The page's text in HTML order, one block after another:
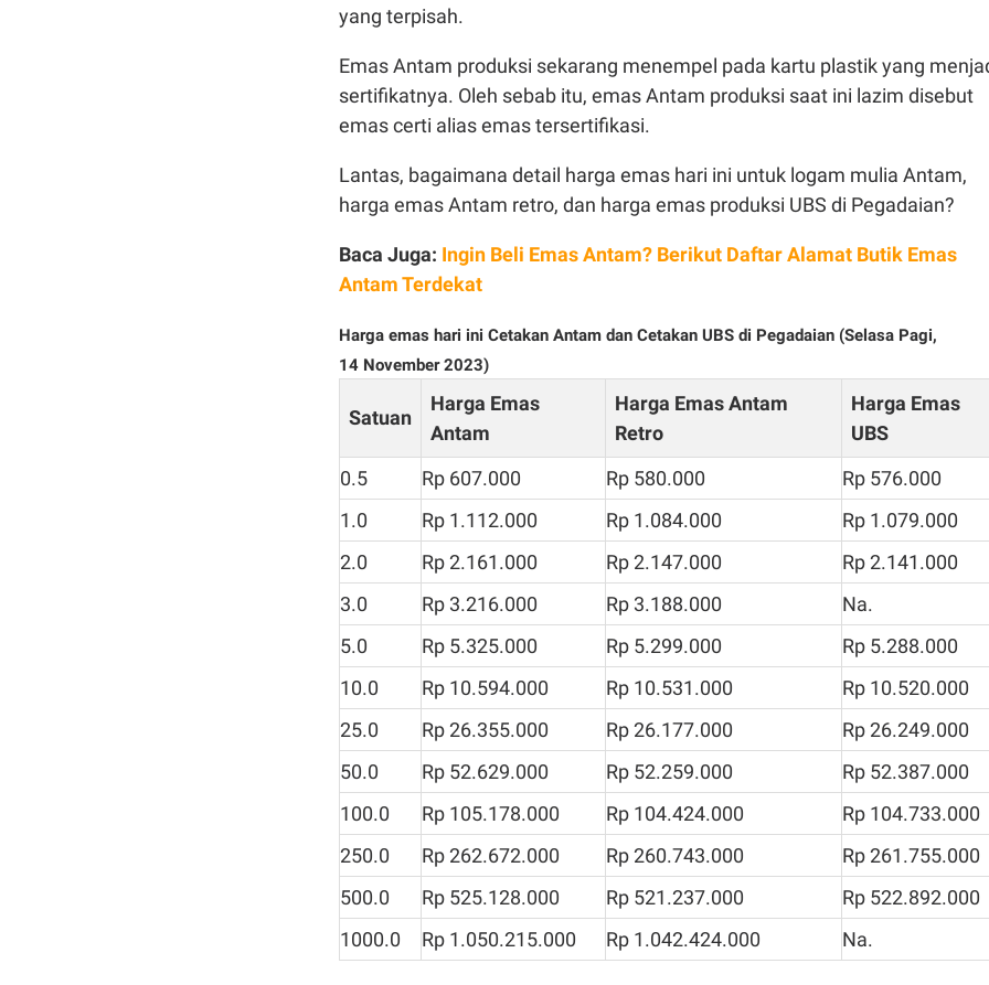
yang terpisah.
Emas Antam produksi sekarang menempel pada kartu plastik yang
sertifikatnya. Oleh sebab itu, emas Antam produksi saat ini lazim disebut
emas certi alias emas tersertifikasi.
Lantas, bagaimana detail harga emas hari ini untuk logam mulia Antam,
harga emas Antam retro, dan harga emas produksi UBS di Pegadaian?
Baca Juga: Ingin Beli Emas Antam? Berikut Daftar Alamat Butik Emas
Antam Terdekat
Harga emas hari ini Cetakan Antam dan Cetakan UBS di Pegadaian (Selasa Pagi,
14 November 2023)
Satuan
Harga Emas
Antam
Harga Emas Antam
Retro
Harga Emas
UBS
0.5
Rp 607.000 Rp 580.000
Rp 576.000
1.0
Rp 1.112.000 Rp 1.084.000
Rp 1.079.000
2.0
Rp 2.161.000 Rp 2.147.000
Rp 2.141.000
3.0
Rp 3.216.000 Rp 3.188.000
Na.
5.0
Rp 5.325.000 Rp 5.299.000
Rp 5.288.000
10.0
Rp 10.594.000 Rp 10.531.000
Rp 10.520.000
25.0
Rp 26.355.000 Rp 26.177.000
Rp 26.249.000
50.0
Rp 52.629.000 Rp 52.259.000
Rp 52.387.000
100.0
Rp 105.178.000 Rp 104.424.000
Rp 104.733.000
250.0
Rp 262.672.000 Rp 260.743.000
Rp 261.755.000
500.0
Rp 525.128.000 Rp 521.237.000
Rp 522.892.000
1000.0
Rp 1.050.215.000 Rp 1.042.424.000 Na.